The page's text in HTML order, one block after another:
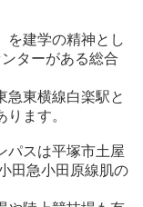
を建学の精神とし
ターがある総合
急東横線白楽駅と
ます。
パスは平塚市土屋
田急小田原線肌の